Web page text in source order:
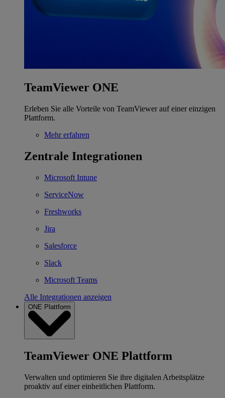
TeamViewer ONE
Erleben Sie alle Vorteile von TeamViewer auf einer einzigen
Plattform.
Mehr erfahren
Zentrale Integrationen
Microsoft Intune
ServiceNow
Freshworks
Jira
Salesforce
Slack
Microsoft Teams
Alle Integrationen anzeigen
ONE Plattform
TeamViewer ONE Plattform
Verwalten und optimieren Sie ihre digitalen Arbeitsplätze
proaktiv auf einer einheitlichen Plattform.